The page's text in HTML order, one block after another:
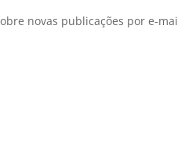
novas publicações por e-